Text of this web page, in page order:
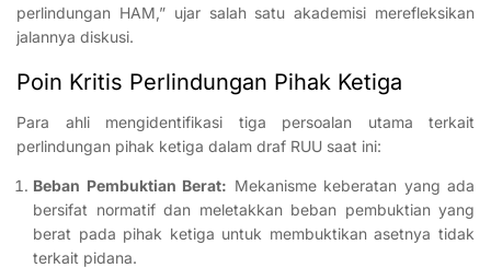
perlindungan HAM,” ujar salah satu akademisi merefleksikan
jalannya diskusi.
Poin Kritis Perlindungan Pihak Ketiga
Para ahli mengidentifikasi tiga persoalan utama terkait
perlindungan pihak ketiga dalam draf RUU saat ini:
Beban Pembuktian Berat: Mekanisme keberatan yang ada
bersifat normatif dan meletakkan beban pembuktian yang
berat pada pihak ketiga untuk membuktikan asetnya tidak
terkait pidana.